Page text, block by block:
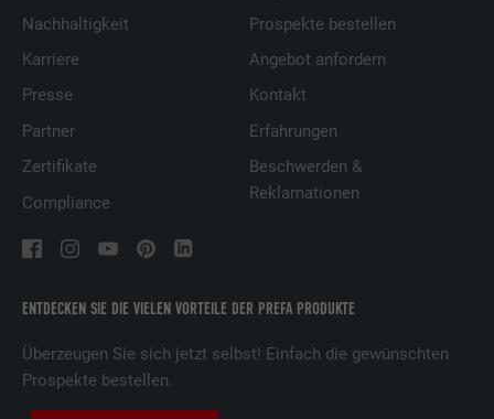
ENTDECKEN SIE DIE VIELEN VORTEILE DER PREFA PRODUKTE
Überzeugen Sie sich jetzt selbst! Einfach die gewünschten
Prospekte bestellen.
Nachhaltigkeit
Karriere
Presse
Partner
Zertifikate
Compliance
Prospekte bestellen
Angebot anfordern
Kontakt
Erfahrungen
Beschwerden &
Reklamationen